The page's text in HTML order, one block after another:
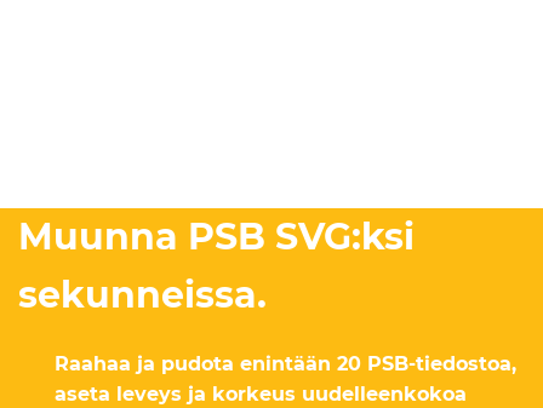
Muunna PSB SVG:ksi
sekunneissa.
Raahaa ja pudota enintään 20 PSB-tiedostoa,
aseta leveys ja korkeus uudelleenkokoa